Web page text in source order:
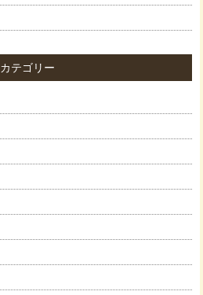
カテゴリー